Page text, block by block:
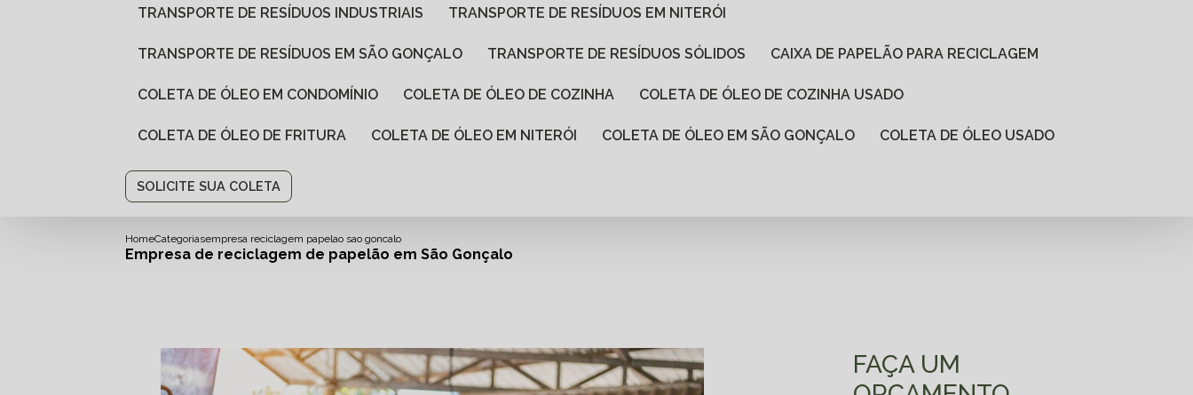
CAIXA DE PAPELÃO PARA RECICLAGEM
COLETA DE ÓLEO EM CONDOMÍNIO COLETA DE ÓLEO DE COZINHA COLETA DE ÓLEO DE COZINHA USADO
COLETA DE ÓLEO DE FRITURA COLETA DE ÓLEO EM NITERÓI COLETA DE ÓLEO EM SÃO GONÇALO COLETA DE ÓLEO USADO
TRANSPORTE DE RESÍDUOS INDUSTRIAIS TRANSPORTE DE RESÍDUOS EM NITERÓI
TRANSPORTE DE RESÍDUOS EM SÃO GONÇALO TRANSPORTE DE RESÍDUOS SÓLIDOS
SOLICITE SUA COLETA
HomeCategoriasempresa reciclagem papelao sao goncalo
Empresa de reciclagem de papelão em São Gonçalo
FAÇA UM